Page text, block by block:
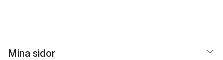
Mina sidor